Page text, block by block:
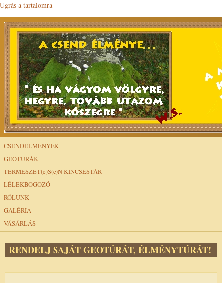
Ugrás a tartalomra
CSENDÉLMÉNYEK
GEOTÚRÁK
TERMÉSZET(e)S(e)N KINCSESTÁR
LÉLEKBOGOZÓ
RÓLUNK
GALÉRIA
VÁSÁRLÁS
RENDELJ SAJÁT GEOTÚRÁT, ÉLMÉNYTÚRÁT!